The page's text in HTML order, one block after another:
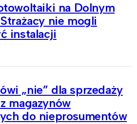
na Dolnym
nie mogli
instalacji
„nie” dla sprzedaży
magazynów
do nieprosumentów